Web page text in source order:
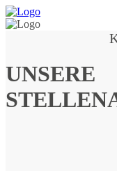
UNSERE